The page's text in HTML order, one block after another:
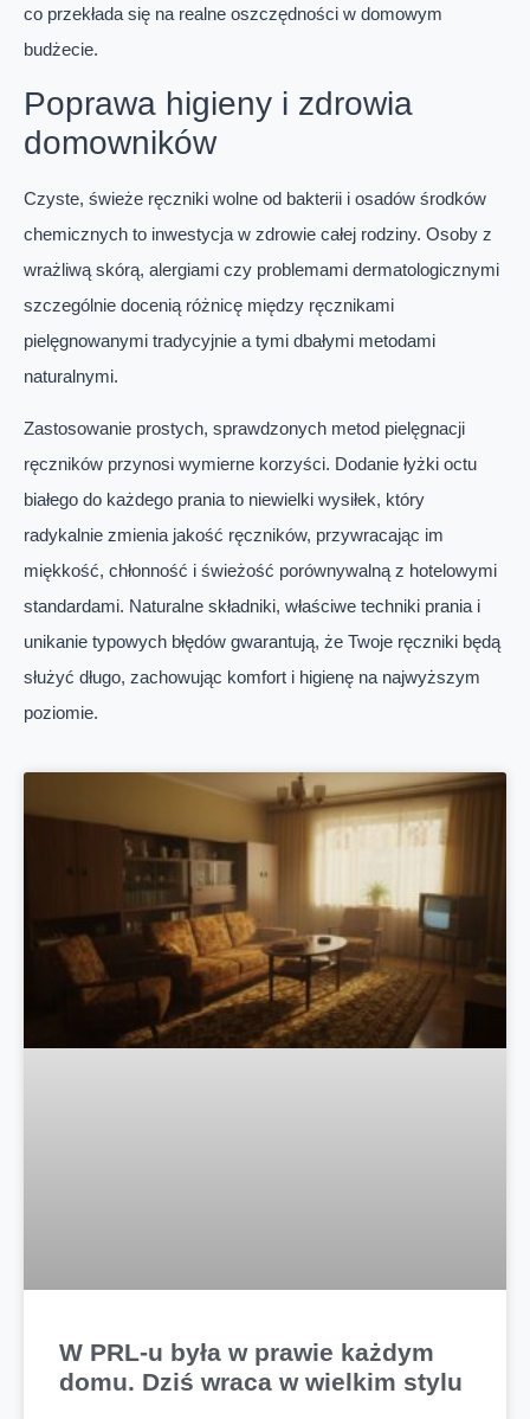
W PRL-u była w prawie każdym
domu. Dziś wraca w wielkim stylu
co przekłada się na realne oszczędności w domowym
budżecie.
Poprawa higieny i zdrowia
domowników
Czyste, świeże ręczniki wolne od bakterii i osadów środków
chemicznych to inwestycja w zdrowie całej rodziny. Osoby z
wrażliwą skórą, alergiami czy problemami dermatologicznymi
szczególnie docenią różnicę między ręcznikami
pielęgnowanymi tradycyjnie a tymi dbałymi metodami
naturalnymi.
Zastosowanie prostych, sprawdzonych metod pielęgnacji
ręczników przynosi wymierne korzyści. Dodanie łyżki octu
białego do każdego prania to niewielki wysiłek, który
radykalnie zmienia jakość ręczników, przywracając im
miękkość, chłonność i świeżość porównywalną z hotelowymi
standardami. Naturalne składniki, właściwe techniki prania i
unikanie typowych błędów gwarantują, że Twoje ręczniki będą
służyć długo, zachowując komfort i higienę na najwyższym
poziomie.